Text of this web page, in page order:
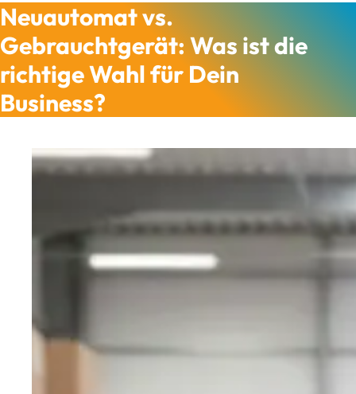
Neuautomat vs.
Gebrauchtgerät: Was ist die
richtige Wahl für Dein
Business?